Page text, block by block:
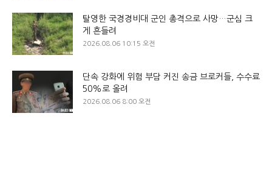
탈영한 국경경비대 군인 총격으로 사망…군심 크
게 흔들려
2026.08.06 10:15 오전
단속 강화에 위험 부담 커진 송금 브로커들, 수수료
50%로 올려
2026.08.06 8:00 오전